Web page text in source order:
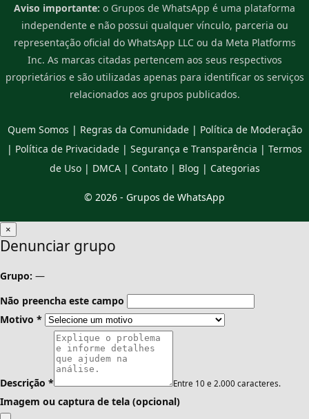
Aviso importante: o Grupos de WhatsApp é uma plataforma
independente e não possui qualquer vínculo, parceria ou
representação oficial do WhatsApp LLC ou da Meta Platforms
Inc. As marcas citadas pertencem aos seus respectivos
proprietários e são utilizadas apenas para identificar os serviços
relacionados aos grupos publicados.
Quem Somos | Regras da Comunidade| Política de Moderação
| Política de Privacidade | Segurança e Transparência | Termos
de Uso| DMCA| Contato| Blog | Categorias
© 2026 - Grupos de WhatsApp
×
Denunciar grupo
Grupo: —
Não preencha este campo
Motivo *
Descrição * Entre 10 e 2.000 caracteres.
Imagem ou captura de tela (opcional)